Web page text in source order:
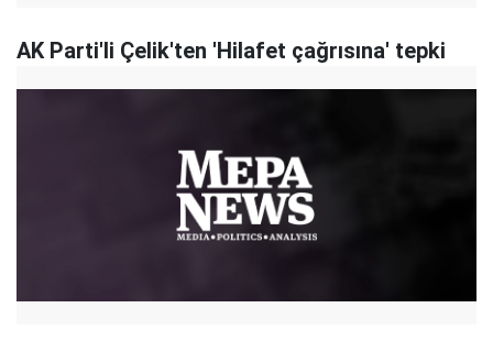
AK Parti'li Çelik'ten 'Hilafet çağrısına' tepki